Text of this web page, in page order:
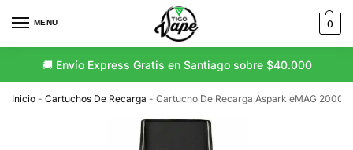
MENU 0
🚚 Envío Express Gratis en Santiago sobre $40.000
Inicio - Cartuchos De Recarga - Cartucho De Recarga Aspark eMAG 20000